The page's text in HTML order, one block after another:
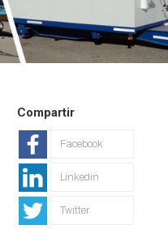
Compartir
Facebook
Linkedin
Twitter